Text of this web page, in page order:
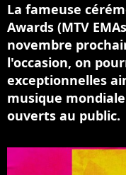
La fameuse
Awards (MTV
novembre
l'occasion, on
exceptionnelles
musique
ouverts au public.